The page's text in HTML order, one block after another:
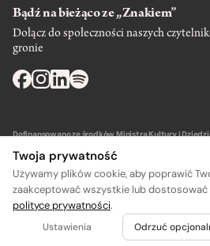
Bądź na bieżąco ze „Znakiem”
Dołącz do społeczności naszych
gronie
Dofinansowano ze środków Ministra Kultury i
Wydawca: SIW Znak w Krakowie
Twoja prywatność
Używamy plików cookie, aby poprawić
zaakceptować wszystkie lub dostosować
polityce prywatności.
Ustawienia Odrzuć